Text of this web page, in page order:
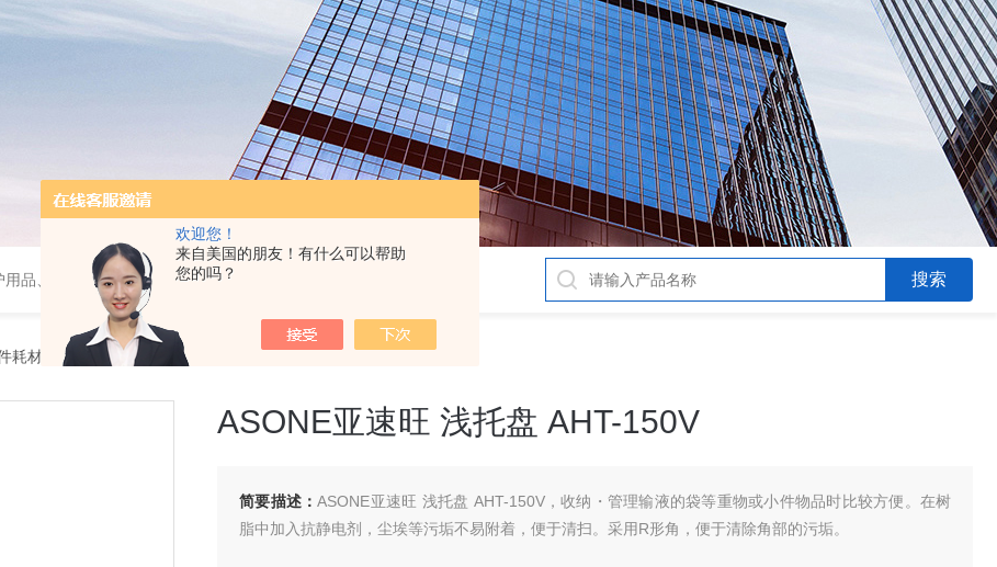
欢迎您！
来自美国的朋友！有什么可以帮助
您的吗？
品、wiggens实验仪器，摇床、磁力搅拌器，电子天平
耗材 > 8-5866-12ASONE亚速旺 浅托盘 AHT-150V
ASONE亚速旺 浅托盘 AHT-150V
简要描述：ASONE亚速旺 浅托盘 AHT-150V，收纳・管理输液的袋等重物或小件物品时比较方便。在树
脂中加入抗静电剂，尘埃等污垢不易附着，便于清扫。采用R形角，便于清除角部的污垢。